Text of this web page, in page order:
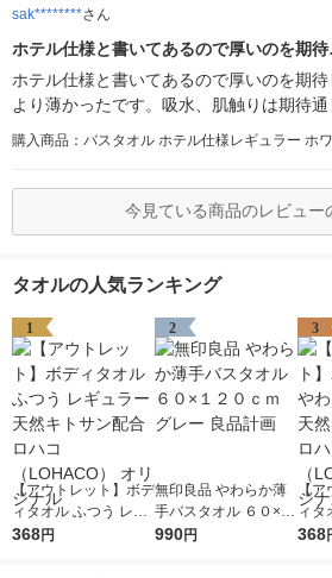
sak********さん
ホテル仕様と書いてあるので厚いのを期
ホテル仕様と書いてあるので厚いのを期
より薄かったです。吸水、肌触りは期待通
購入商品：バスタオル ホテル仕様レギュラー ホ
今見ている商品のレビュー
タオルの人気ランキング
1
【アウトレット】ボデ
ィタオル ふつう レギ
ュラー 天然キトサン
368円
2
無印良品 やわらか薄
手バスタオル ６０×１
２０ｃｍ グレー 良品
990円
3
【ア
ィタ
ソフ
368